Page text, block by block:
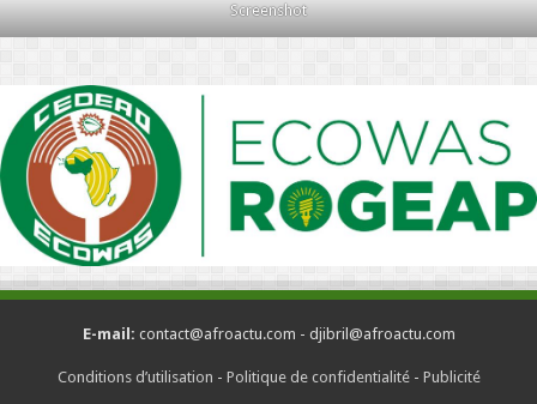
Screenshot
E-mail: contact@afroactu.com - djibril@afroactu.com
Conditions d’utilisation - Politique de confidentialité- Publicité